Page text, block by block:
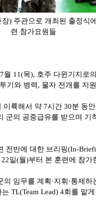
) 주관으로 개최된 출정식
련 참가요원들
7월 11(목), 호주 다윈기지로
기와 병력, 물자 전개를 지
이륙해서 약 7시간 30분 동안
군의 공중급유를 받으며 기
전반에 대한 브리핑(In-
22일(월)부터 본 훈련에 참가
의 임무를 계획·지휘 ·통제하
는 TL(Team Lead) 4회를 맡